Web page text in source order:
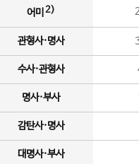
어미 2)
관형사·명사
수사·관형사
명사·부사
감탄사·명사
대명사·부사